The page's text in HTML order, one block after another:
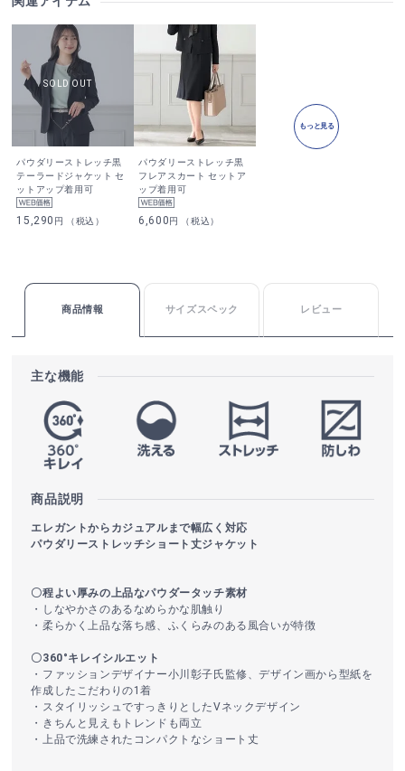
パウダリーストレッチ黒
テーラードジャケット セ
ットアップ着用可
15,290 円 （税込）
パウダリーストレッチ黒
フレアスカート セットア
ップ着用可
6,600円 （税込）
もっと見る
商品情報 サイズスペック レビュー
主な機能
商品説明
エレガントからカジュアルまで幅広く対応
パウダリーストレッチショート丈ジャケット
〇程よい厚みの上品なパウダータッチ素材
・しなやかさのあるなめらかな肌触り
・柔らかく上品な落ち感、ふくらみのある風合いが特徴
〇360°キレイシルエット
・ファッションデザイナー小川彰子氏監修、デザイン画から型紙を
作成したこだわりの1着
・スタイリッシュですっきりとしたVネックデザイン
・きちんと見えもトレンドも両立
・上品で洗練されたコンパクトなショート丈